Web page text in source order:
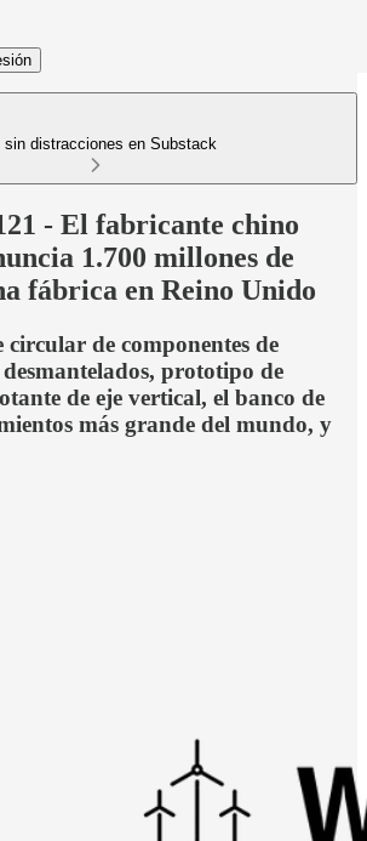
sin distracciones en Substack
- El fabricante chino
1.700 millones de
fábrica en Reino Unido
de componentes de
prototipo de
de eje vertical, el banco de
más grande del mundo, y